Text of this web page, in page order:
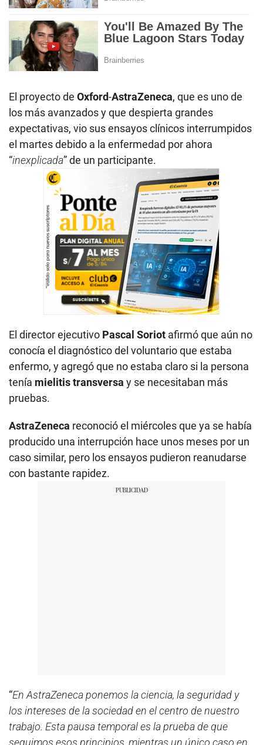
El proyecto de Oxford-AstraZeneca, que es uno de
los más avanzados y que despierta grandes
expectativas, vio sus ensayos clínicos interrumpidos
el martes debido a la enfermedad por ahora
“inexplicada” de un participante.
El director ejecutivo Pascal Soriot afirmó que aún no
conocía el diagnóstico del voluntario que estaba
enfermo, y agregó que no estaba claro si la persona
tenía mielitis transversa y se necesitaban más
pruebas.
AstraZeneca reconoció el miércoles que ya se había
producido una interrupción hace unos meses por un
caso similar, pero los ensayos pudieron reanudarse
con bastante rapidez.
“En AstraZeneca ponemos la ciencia, la seguridad y
los intereses de la sociedad en el centro de nuestro
trabajo. Esta pausa temporal es la prueba de que
seguimos esos principios, mientras un único caso en